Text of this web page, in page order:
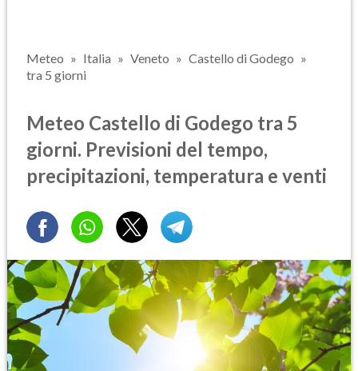
Meteo Italia Veneto
Castello di Godego
tra 5 giorni
Meteo Castello di Godego tra 5
giorni. Previsioni del tempo,
precipitazioni, temperatura e venti